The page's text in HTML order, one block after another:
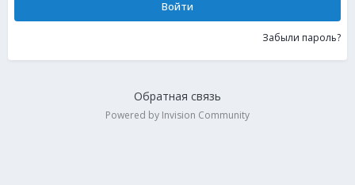
Войти
Забыли пароль?
Обратная связь
Powered by Invision Community